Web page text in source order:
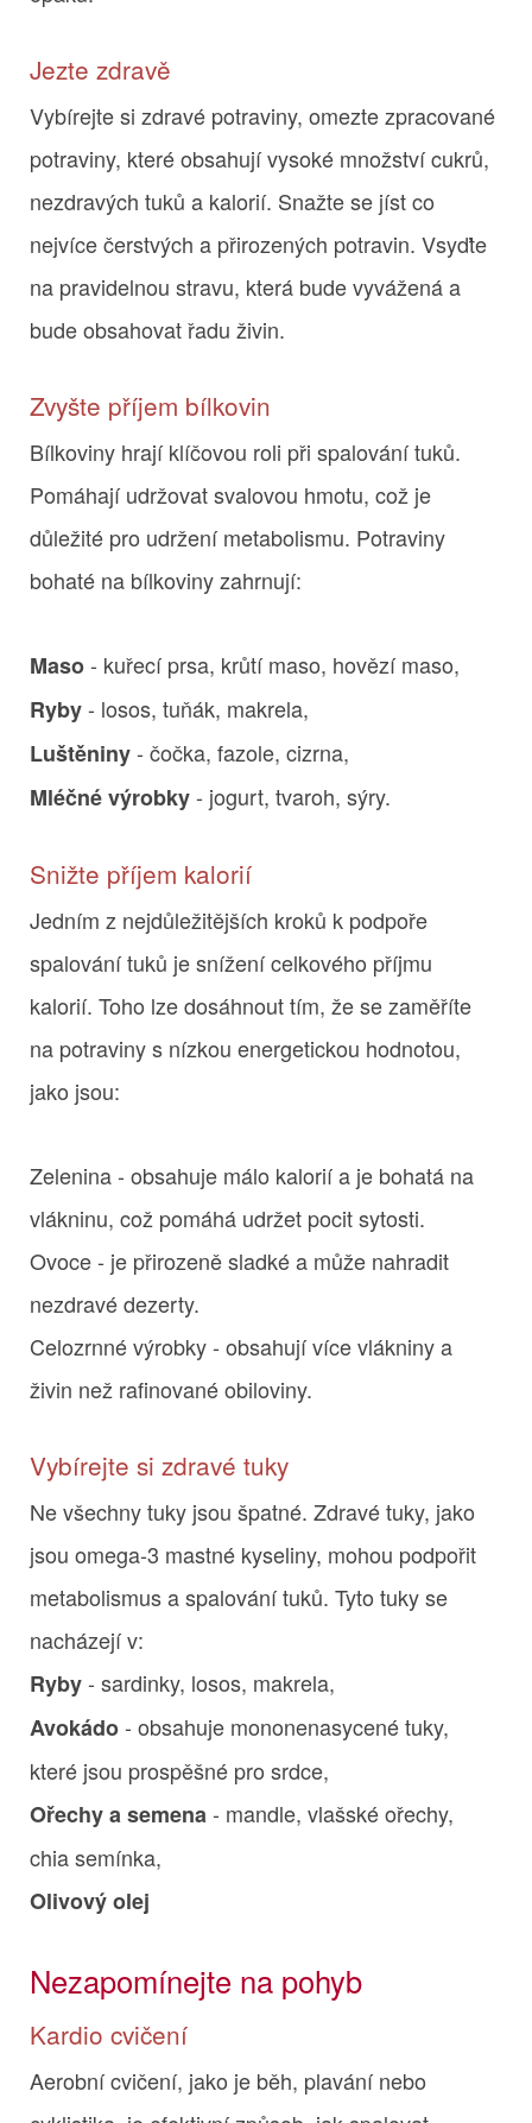
Jezte zdravě
Vybírejte si zdravé potraviny, omezte zpracované
potraviny, které obsahují vysoké množství cukrů,
nezdravých tuků a kalorií. Snažte se jíst co
nejvíce čerstvých a přirozených potravin. Vsyďte
na pravidelnou stravu, která bude vyvážená a
bude obsahovat řadu živin.
Zvyšte příjem bílkovin
Bílkoviny hrají klíčovou roli při spalování tuků.
Pomáhají udržovat svalovou hmotu, což je
důležité pro udržení metabolismu. Potraviny
bohaté na bílkoviny zahrnují:
Maso- kuřecí prsa, krůtí maso, hovězí maso,
Ryby- losos, tuňák, makrela,
Luštěniny- čočka, fazole, cizrna,
Mléčné výrobky- jogurt, tvaroh, sýry.
Snižte příjem kalorií
Jedním z nejdůležitějších kroků k podpoře
spalování tuků je snížení celkového příjmu
kalorií. Toho lze dosáhnout tím, že se zaměříte
na potraviny s nízkou energetickou hodnotou,
jako jsou:
Zelenina - obsahuje málo kalorií a je bohatá na
vlákninu, což pomáhá udržet pocit sytosti.
Ovoce - je přirozeně sladké a může nahradit
nezdravé dezerty.
Celozrnné výrobky - obsahují více vlákniny a
živin než rafinované obiloviny.
Vybírejte si zdravé tuky
Ne všechny tuky jsou špatné. Zdravé tuky, jako
jsou omega-3 mastné kyseliny, mohou podpořit
metabolismus a spalování tuků. Tyto tuky se
nacházejí v:
Ryby- sardinky, losos, makrela,
Avokádo- obsahuje mononenasycené tuky,
které jsou prospěšné pro srdce,
Ořechy a semena- mandle, vlašské ořechy,
chia semínka,
Olivový olej
Nezapomínejte na pohyb
Kardio cvičení
Aerobní cvičení, jako je běh, plavání nebo